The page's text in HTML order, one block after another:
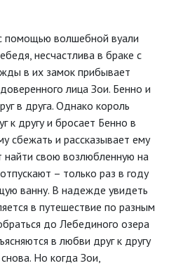
помощью волшебной вуали
несчастлива в браке с
в их замок прибывает
лица Зои. Бенно и
в друга. Однако король
к другу и бросает Бенно в
сбежать и рассказывает ему
свою возлюбленную на
– только раз в году
ванну. В надежде увидеть
в путешествие по разным
до Лебединого озера
в любви друг к другу
Но когда Зои,